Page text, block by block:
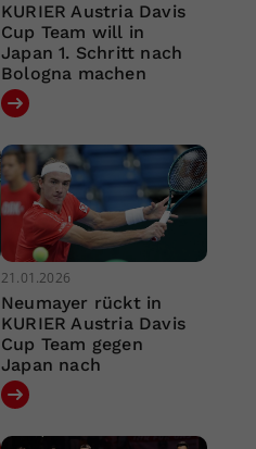
KURIER Austria Davis
Cup Team will in
Japan 1. Schritt nach
Bologna machen
21.01.2026
Neumayer rückt in
KURIER Austria Davis
Cup Team gegen
Japan nach